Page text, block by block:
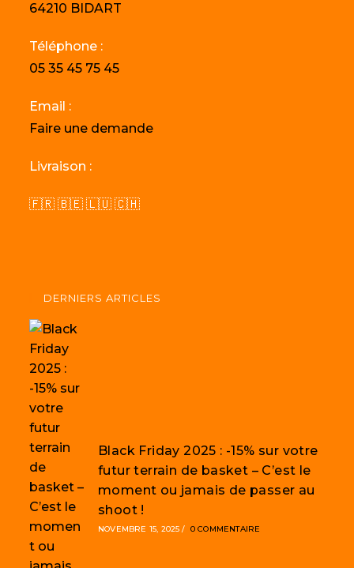
64210 BIDART
Téléphone :
05 35 45 75 45
Email :
Faire une demande
Livraison :
🇫🇷 🇧🇪 🇱🇺 🇨🇭
DERNIERS ARTICLES
Black Friday 2025 : -15% sur votre
futur terrain de basket – C’est le
moment ou jamais de passer au
shoot !
NOVEMBRE 15, 2025 / 0 COMMENTAIRE